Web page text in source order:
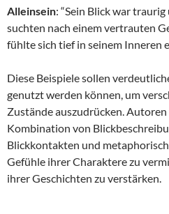
Alleinsein: “Sein Blick war
suchten nach einem vertrauten
fühlte sich tief in seinem Inneren
Diese Beispiele sollen
genutzt werden können, um
Zustände auszudrücken.
Kombination von
Blickkontakten und
Gefühle ihrer Charaktere zu
ihrer Geschichten zu verstärken.